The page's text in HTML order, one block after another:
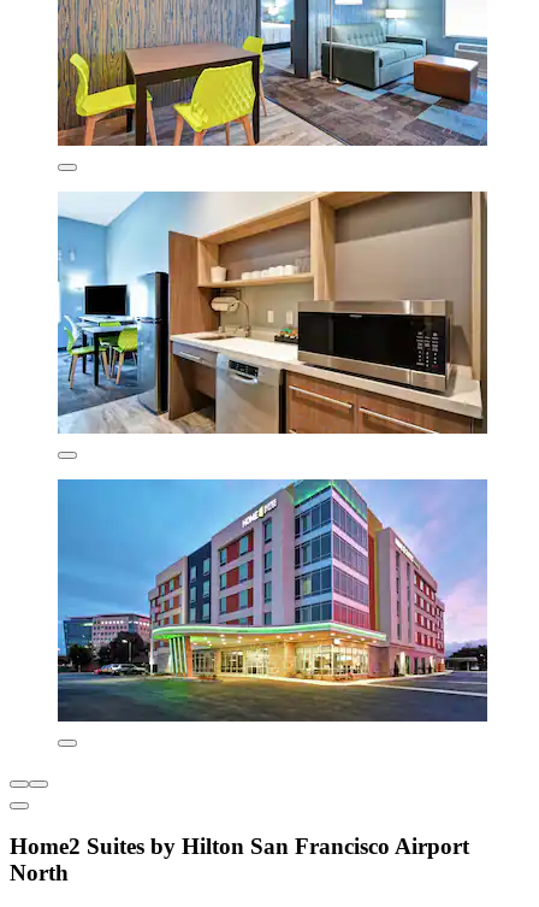
Home2 Suites by Hilton San Francisco Airport
North